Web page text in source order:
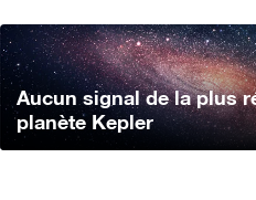
Aucun signal de la plus
planète Kepler